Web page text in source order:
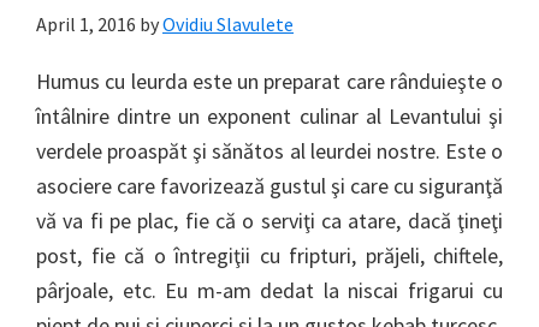
April 1, 2016 byOvidiu Slavulete
Humus cu leurda este un preparat care rânduieşte o
întâlnire dintre un exponent culinar al Levantului şi
verdele proaspăt şi sănătos al leurdei nostre. Este o
asociere care favorizează gustul şi care cu siguranţă
vă va fi pe plac, fie că o serviţi ca atare, dacă ţineţi
post, fie că o întregiţii cu fripturi, prăjeli, chiftele,
pârjoale, etc. Eu m-am dedat la niscai frigarui cu